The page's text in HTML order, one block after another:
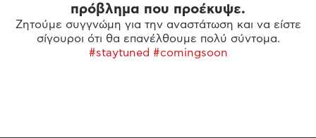
πρόβλημα που προέκυψε.
Ζητούμε συγγνώμη για την αναστάτωση και να είστε
σίγουροι ότι θα επανέλθουμε πολύ σύντομα.
#staytuned #comingsoon